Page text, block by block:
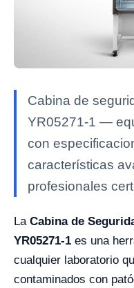
Cabina de
YR05271-1 —
con
características
profesionales
La Cabina de
YR05271-1 es una
cualquier laboratorio
contaminados con